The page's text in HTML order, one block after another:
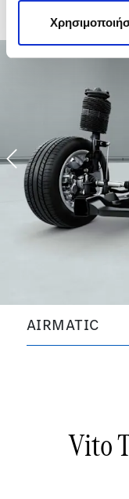
AIRMATIC
Previous
Vito